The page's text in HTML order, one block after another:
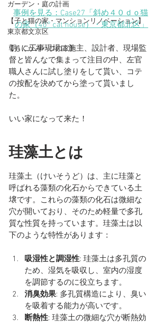
ガーデン・庭の計画
【子と猫の家・マンションリノベーション】
東京都文京区
【もくかみハコの家】
事例を見る：Case27「斜め４０ｄｏ猫
の家（40° cat house）・東京都北区」
朝1に工事現場に施主、設計者、現場監
督と皆んなで集まって注目の中、左官
職人さんに試し塗りをして貰い、コテ
の按配を決めてから塗って貰いまし
た。
いい家になって来た！
珪藻土とは
珪藻土（けいそうど）は、主に珪藻と
呼ばれる藻類の化石からできている土
壌です。これらの藻類の化石は微細な
穴が開いており、そのため軽量で多孔
質な性質を持っています。珪藻土は以
下のような特性があります：
吸湿性と調湿性: 珪藻土は多孔質の
ため、湿気を吸収し、室内の湿度
を調節するのに役立ちます。
消臭効果: 多孔質構造により、臭い
を吸着する能力が高いです。
断熱性: 珪藻土の微細な穴が断熱効